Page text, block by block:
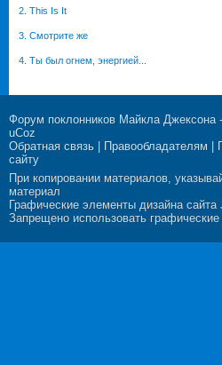
2. This Is It
3. Смотрите же
4. Ты был огнем, энергией...
Форум поклонников Майкла Джексона-
uCoz
Обратная связь
Правообладателям
сайту
При копировании материалов,
материал
Графические элементы дизайна
Запрещено использовать